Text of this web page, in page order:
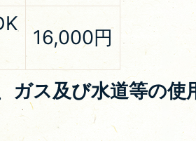
16,000円
ガス及び水道等の使